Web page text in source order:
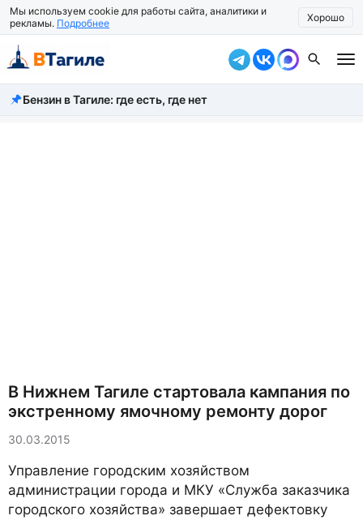
Мы используем cookie для работы сайта, аналитики и
рекламы. Подробнее Хорошо
Все новости
Бензин в Тагиле: где есть, где нет
В Нижнем Тагиле стартовала кампания по
экстренному ямочному ремонту дорог
30.03.2015
Управление городским хозяйством
администрации города и МКУ «Служба заказчика
городского хозяйства» завершает дефектовку